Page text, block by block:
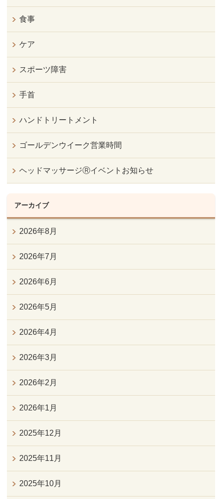
食事
ケア
スポーツ障害
手首
ハンドトリートメント
ゴールデンウイーク営業時間
ヘッドマッサージⓇイベントお知らせ
アーカイブ
2026年8月
2026年7月
2026年6月
2026年5月
2026年4月
2026年3月
2026年2月
2026年1月
2025年12月
2025年11月
2025年10月